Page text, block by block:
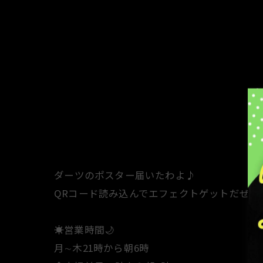
⁡ダーツのポスター届いたわよ♪
QRコード読み込んでエフェクトゲットだぜ
☀️営業時間🌙
月∼木21時から朝6時